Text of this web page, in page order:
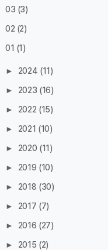
03 (3)
02 (2)
01 (1)
► 2024 (11)
► 2023 (16)
► 2022 (15)
► 2021 (10)
► 2020 (11)
► 2019 (10)
► 2018 (30)
► 2017 (7)
► 2016 (27)
► 2015 (2)